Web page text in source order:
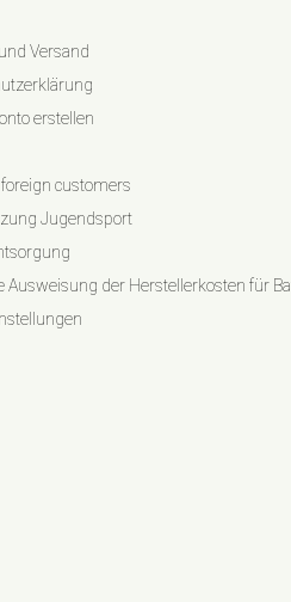
Versand
erstellen
customers
Jugendsport
Ausweisung der Herstellerkosten für